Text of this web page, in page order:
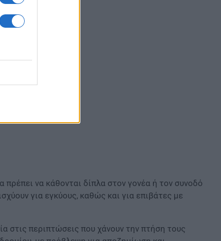
πρέπει να κάθονται δίπλα στον γονέα ή τον συνοδό
για εγκύους, καθώς και για επιβάτες με
στις περιπτώσεις που χάνουν την πτήση τους